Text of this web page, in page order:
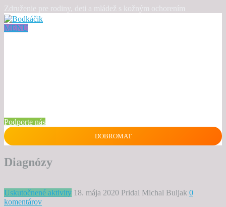
Združenie pre rodiny, deti a mládež s kožným ochorením
MENU
Podporte nás
DOBROMAT
Diagnózy
Uskutočnené aktivity 18. mája 2020 Pridal Michal Buljak 0
komentárov